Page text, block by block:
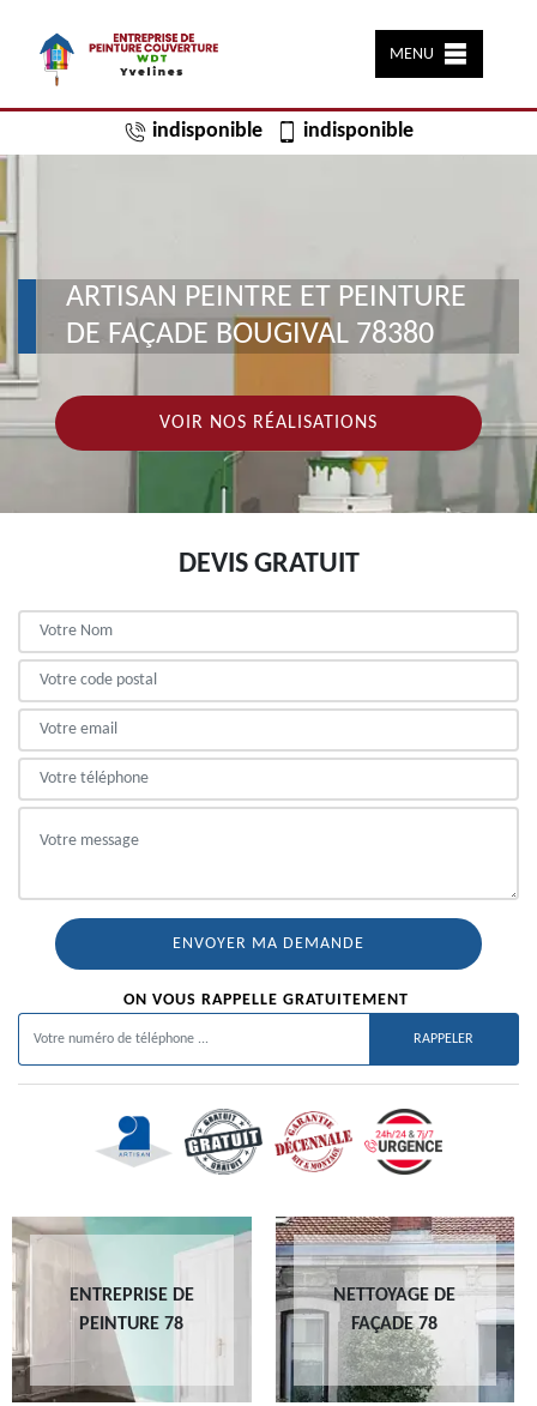
MENU
indisponible indisponible
ARTISAN PEINTRE ET PEINTURE
DE FAÇADE BOUGIVAL 78380
VOIR NOS RÉALISATIONS
DEVIS GRATUIT
ON VOUS RAPPELLE GRATUITEMENT
ENTREPRISE DE
PEINTURE 78
NETTOYAGE DE
FAÇADE 78